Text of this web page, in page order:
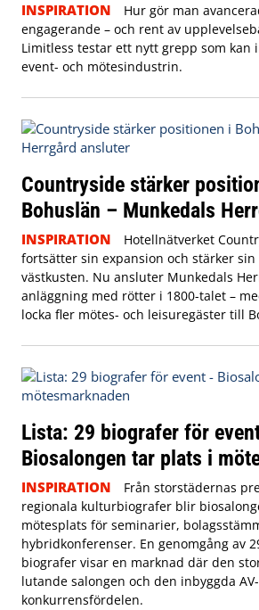
INSPIRATION
Hur gör man
engagerande – och rent av
Limitless testar ett nytt grepp som kan
event- och mötesindustrin.
Countryside stärker
Bohuslän – Munkedals
INSPIRATION
Hotellnätverket
fortsätter sin expansion och stärker sin
västkusten. Nu ansluter Munkedals
anläggning med rötter i 1800-talet –
locka fler mötes- och leisuregäster till
Lista: 29 biografer för
Biosalongen tar plats i
INSPIRATION
Från storstädernas
regionala kulturbiografer blir
mötesplats för seminarier,
hybridkonferenser. En genomgång av
biografer visar en marknad där den
lutande salongen och den inbyggda
konkurrensfördelen.